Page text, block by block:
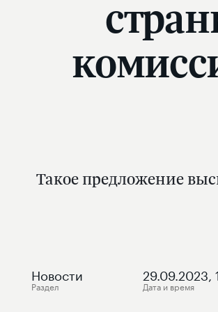
Такое предложение
Новости
Раздел
29.09.2023,
Дата и время